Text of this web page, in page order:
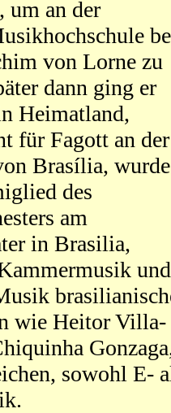
um an der
von Lorne zu
dann ging er
Heimatland,
für Fagott an der
Brasília, wurde
des
am
in Brasilia,
und
wie Heitor Villa-
sowohl E-